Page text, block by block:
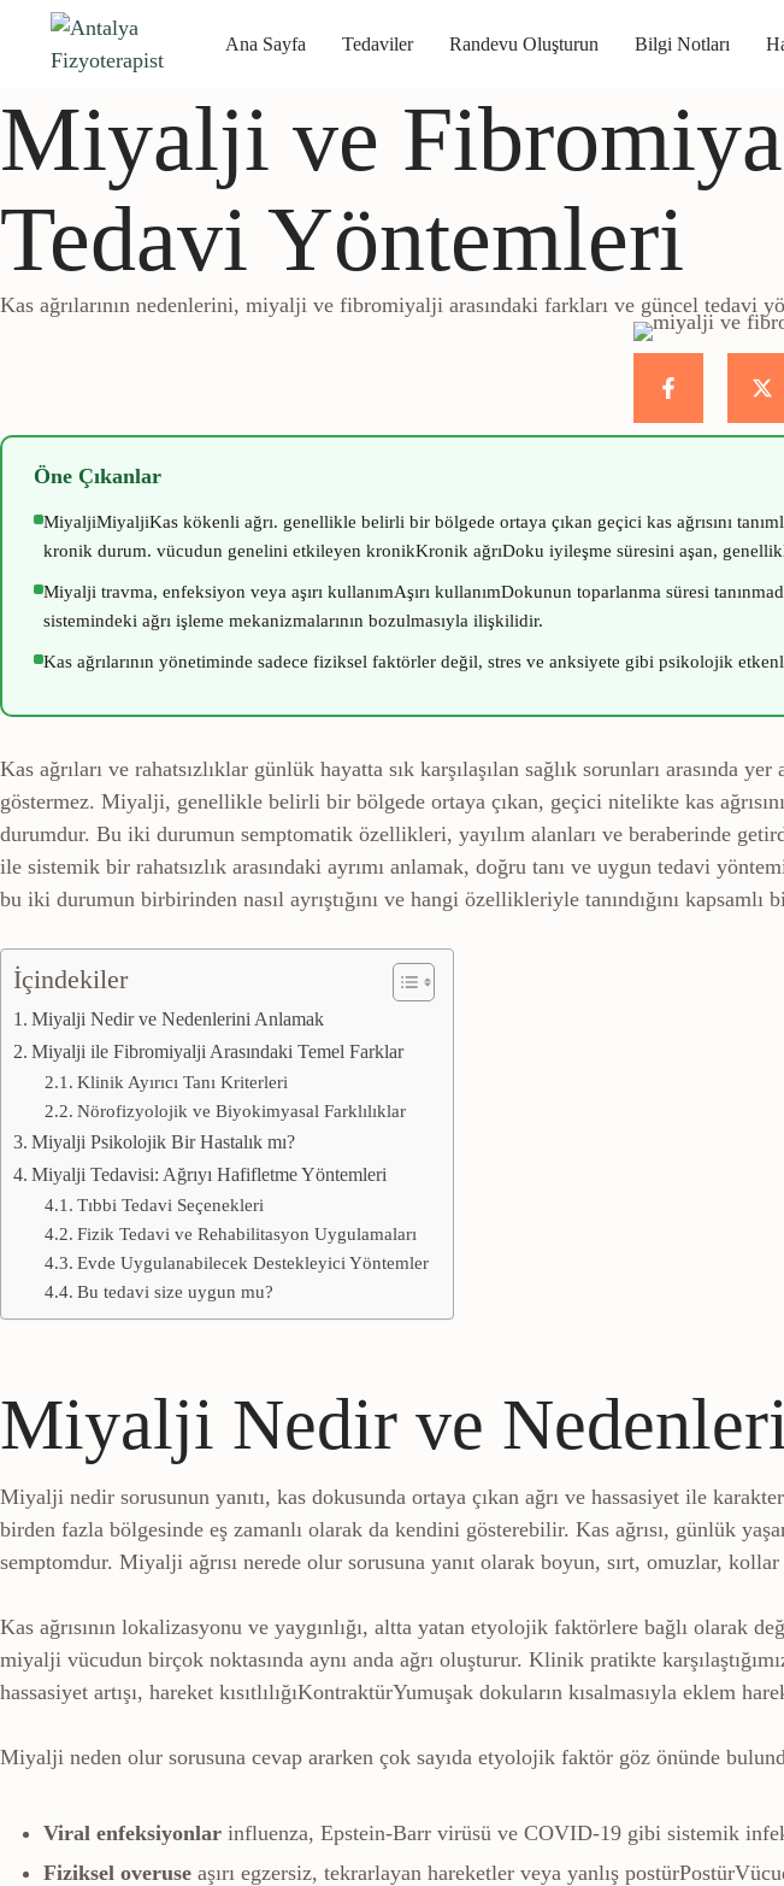
Ana Sayfa Tedaviler Randevu Oluşturun Bilgi Notları
Miyalji ve
Tedavi Yöntemleri
Kas ağrılarının nedenlerini, miyalji ve fibromiyalji arasındaki farkları ve güncel
Öne Çıkanlar
MiyaljiMiyaljiKas kökenli ağrı. genellikle belirli bir bölgede ortaya çıkan geçici kas ağrısını
kronik durum. vücudun genelini etkileyen kronikKronik ağrıDoku iyileşme süresini aşan,
Miyalji travma, enfeksiyon veya aşırı kullanımAşırı kullanımDokunun toparlanma süresi
sistemindeki ağrı işleme mekanizmalarının bozulmasıyla ilişkilidir.
Kas ağrılarının yönetiminde sadece fiziksel faktörler değil, stres ve anksiyete gibi psikolojik
Kas ağrıları ve rahatsızlıklar günlük hayatta sık karşılaşılan sağlık sorunları arasında
göstermez. Miyalji, genellikle belirli bir bölgede ortaya çıkan, geçici nitelikte kas
durumdur. Bu iki durumun semptomatik özellikleri, yayılım alanları ve beraberinde
ile sistemik bir rahatsızlık arasındaki ayrımı anlamak, doğru tanı ve uygun tedavi
bu iki durumun birbirinden nasıl ayrıştığını ve hangi özellikleriyle tanındığını
İçindekiler
Miyalji Nedir ve Nedenlerini Anlamak
Miyalji ile Fibromiyalji Arasındaki Temel Farklar
Klinik Ayırıcı Tanı Kriterleri
Nörofizyolojik ve Biyokimyasal Farklılıklar
Miyalji Psikolojik Bir Hastalık mı?
Miyalji Tedavisi: Ağrıyı Hafifletme Yöntemleri
Tıbbi Tedavi Seçenekleri
Fizik Tedavi ve Rehabilitasyon Uygulamaları
Evde Uygulanabilecek Destekleyici Yöntemler
Bu tedavi size uygun mu?
Miyalji Nedir ve
Miyalji nedir sorusunun yanıtı, kas dokusunda ortaya çıkan ağrı ve hassasiyet ile
birden fazla bölgesinde eş zamanlı olarak da kendini gösterebilir. Kas ağrısı, günlük
semptomdur. Miyalji ağrısı nerede olur sorusuna yanıt olarak boyun, sırt, omuzlar,
Kas ağrısının lokalizasyonu ve yaygınlığı, altta yatan etyolojik faktörlere bağlı olarak
miyalji vücudun birçok noktasında aynı anda ağrı oluşturur. Klinik pratikte
hassasiyet artışı, hareket kısıtlılığıKontraktürYumuşak dokuların kısalmasıyla eklem
Miyalji neden olur sorusuna cevap ararken çok sayıda etyolojik faktör göz önünde
Viral enfeksiyonlar influenza, Epstein-Barr virüsü ve COVID-19 gibi sistemik
Fiziksel overuse aşırı egzersiz, tekrarlayan hareketler veya yanlış postürPostür